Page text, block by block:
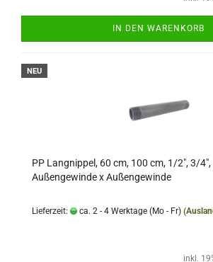
IN DEN WARENKORB
NEU
PP Langnippel, 60 cm, 100 cm, 1/2", 3/4",
Außengewinde x Außengewinde
Lieferzeit: ca. 2 - 4 Werktage (Mo - Fr)
inkl.